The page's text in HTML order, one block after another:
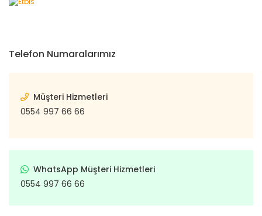
Telefon Numaralarımız
Müşteri Hizmetleri
0554 997 66 66
WhatsApp Müşteri Hizmetleri
0554 997 66 66